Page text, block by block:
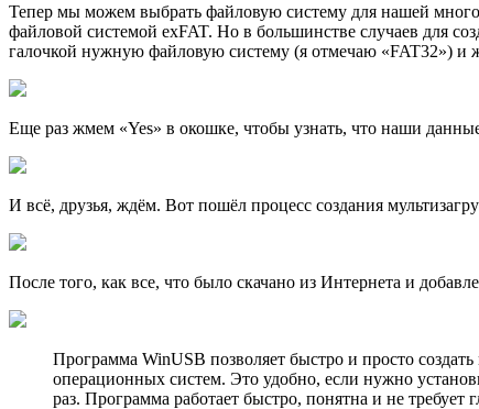
Тепер мы можем выбрать файловую систему для нашей
файловой системой exFAT. Но в большинстве случаев для
галочкой нужную файловую систему (я отмечаю «FAT32») и
Еще раз жмем «Yes» в окошке, чтобы узнать, что наши
И всё, друзья, ждём. Вот пошёл процесс создания
После того, как все, что было скачано из Интернета и
Программа WinUSB позволяет быстро и просто
операционных систем. Это удобно, если нужно
раз. Программа работает быстро, понятна и не требует